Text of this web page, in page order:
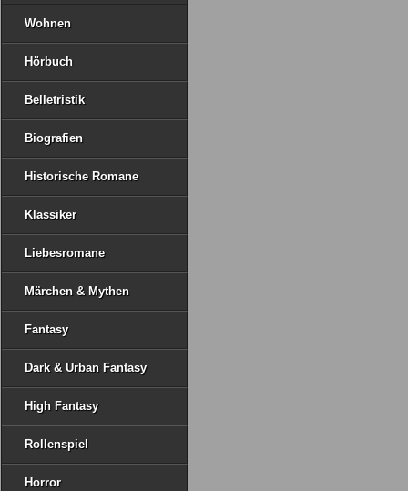
Wohnen
Hörbuch
Belletristik
Biografien
Historische Romane
Klassiker
Liebesromane
Märchen & Mythen
Fantasy
Dark & Urban Fantasy
High Fantasy
Rollenspiel
Horror